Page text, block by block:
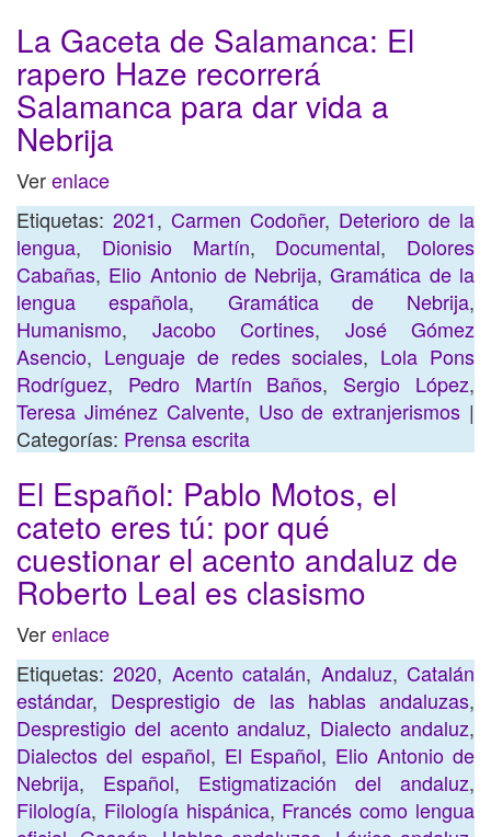
La Gaceta de Salamanca: El
rapero Haze recorrerá
Salamanca para dar vida a
Nebrija
Verenlace
Etiquetas: 2021, Carmen Codoñer, Deterioro de la
lengua, Dionisio Martín, Documental, Dolores
Cabañas, Elio Antonio de Nebrija,Gramática de la
lengua española, Gramática de Nebrija,
Humanismo, Jacobo Cortines, José Gómez
Asencio, Lenguaje de redes sociales, Lola Pons
Rodríguez, Pedro Martín Baños, Sergio López,
Teresa Jiménez Calvente, Uso de extranjerismos |
Categorías: Prensa escrita
El Español: Pablo Motos, el
cateto eres tú: por qué
cuestionar el acento andaluz de
Roberto Leal es clasismo
Verenlace
Etiquetas:2020, Acento catalán, Andaluz,Catalán
estándar, Desprestigio de las hablas andaluzas,
Desprestigio del acento andaluz, Dialecto andaluz,
Dialectos del español, El Español, Elio Antonio de
Nebrija, Español, Estigmatización del andaluz,
Filología, Filología hispánica, Francés como lengua